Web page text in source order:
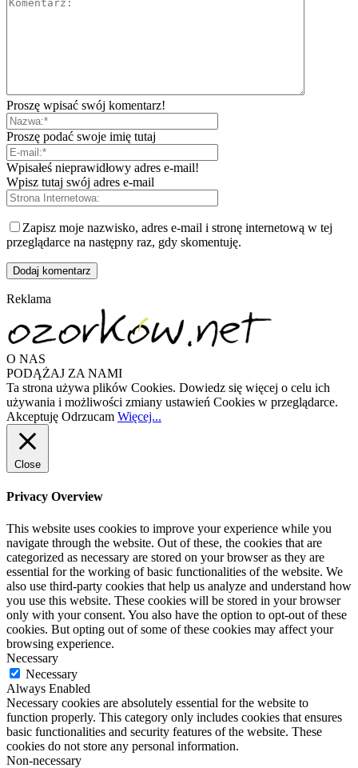
Proszę wpisać swój komentarz!
Proszę podać swoje imię tutaj
Wpisałeś nieprawidłowy adres e-mail!
Wpisz tutaj swój adres e-mail
Zapisz moje nazwisko, adres e-mail i stronę internetową w tej
przeglądarce na następny raz, gdy skomentuję.
Reklama
O NAS
PODĄŻAJ ZA NAMI
Ta strona używa plików Cookies. Dowiedz się więcej o celu ich
używania i możliwości zmiany ustawień Cookies w przeglądarce.
Akceptuję Odrzucam Więcej...
Close
Privacy Overview
This website uses cookies to improve your experience while you
navigate through the website. Out of these, the cookies that are
categorized as necessary are stored on your browser as they are
essential for the working of basic functionalities of the website. We
also use third-party cookies that help us analyze and understand how
you use this website. These cookies will be stored in your browser
only with your consent. You also have the option to opt-out of these
cookies. But opting out of some of these cookies may affect your
browsing experience.
Necessary
Necessary
Always Enabled
Necessary cookies are absolutely essential for the website to
function properly. This category only includes cookies that ensures
basic functionalities and security features of the website. These
cookies do not store any personal information.
Non-necessary